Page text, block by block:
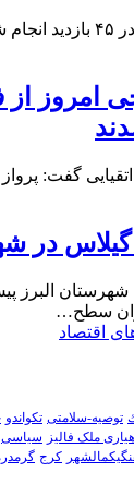
از
اتقیایی گفت:
در
سطح…
اقتصاد
توصیه-سلامتی تکواندو
ملک فالیز سیاسی
کرج